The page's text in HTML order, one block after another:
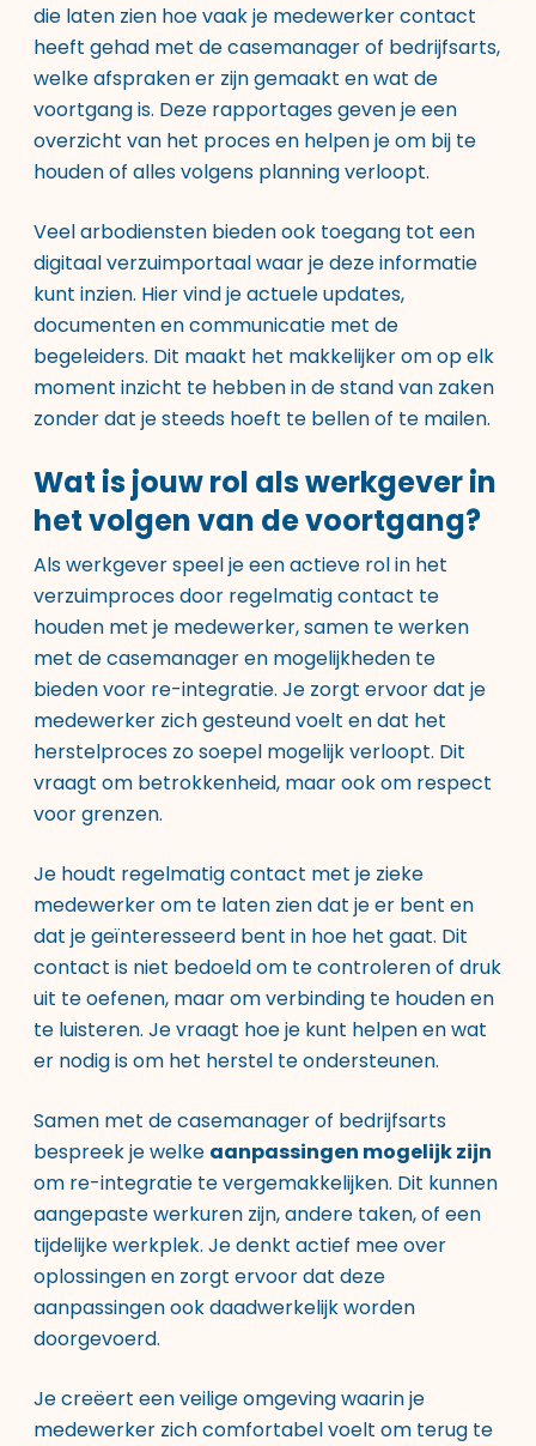
die laten zien hoe vaak je medewerker contact
heeft gehad met de casemanager of bedrijfsarts,
welke afspraken er zijn gemaakt en wat de
voortgang is. Deze rapportages geven je een
overzicht van het proces en helpen je om bij te
houden of alles volgens planning verloopt.
Veel arbodiensten bieden ook toegang tot een
digitaal verzuimportaal waar je deze informatie
kunt inzien. Hier vind je actuele updates,
documenten en communicatie met de
begeleiders. Dit maakt het makkelijker om op elk
moment inzicht te hebben in de stand van zaken
zonder dat je steeds hoeft te bellen of te mailen.
Wat is jouw rol als werkgever in
het volgen van de voortgang?
Als werkgever speel je een actieve rol in het
verzuimproces door regelmatig contact te
houden met je medewerker, samen te werken
met de casemanager en mogelijkheden te
bieden voor re-integratie. Je zorgt ervoor dat je
medewerker zich gesteund voelt en dat het
herstelproces zo soepel mogelijk verloopt. Dit
vraagt om betrokkenheid, maar ook om respect
voor grenzen.
Je houdt regelmatig contact met je zieke
medewerker om te laten zien dat je er bent en
dat je geïnteresseerd bent in hoe het gaat. Dit
contact is niet bedoeld om te controleren of druk
uit te oefenen, maar om verbinding te houden en
te luisteren. Je vraagt hoe je kunt helpen en wat
er nodig is om het herstel te ondersteunen.
Samen met de casemanager of bedrijfsarts
bespreek je welke aanpassingen mogelijk zijn
om re-integratie te vergemakkelijken. Dit kunnen
aangepaste werkuren zijn, andere taken, of een
tijdelijke werkplek. Je denkt actief mee over
oplossingen en zorgt ervoor dat deze
aanpassingen ook daadwerkelijk worden
doorgevoerd.
Je creëert een veilige omgeving waarin je
medewerker zich comfortabel voelt om terug te